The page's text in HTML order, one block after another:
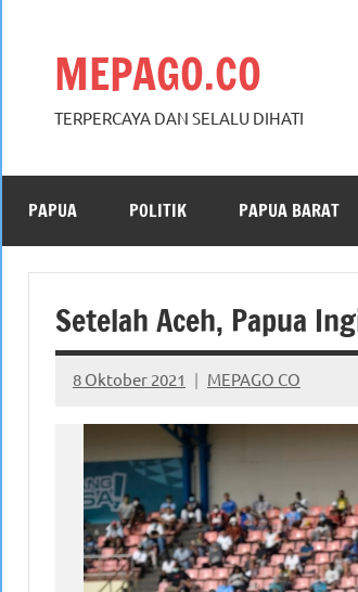
MEPAGO.CO
TERPERCAYA DAN SELALU DIHATI
PAPUA POLITIK PAPUA BARAT
Setelah Aceh, Papua
8 Oktober 2021 MEPAGO CO
No
comments